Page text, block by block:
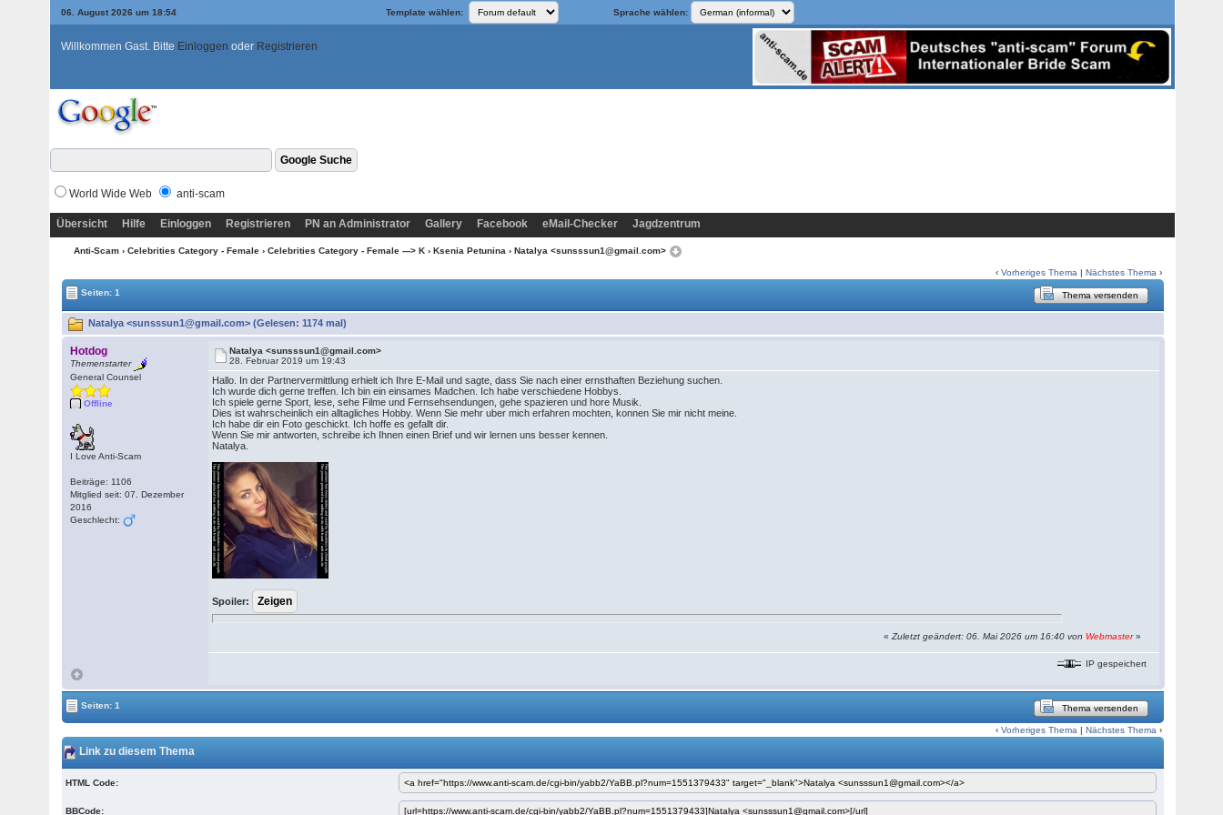
06. August 2026 um 18:54 Template wählen: Sprache wählen:
Willkommen Gast. Bitte Einloggen oder Registrieren
World Wide Web anti-scam
Übersicht Hilfe Einloggen Registrieren PN an Administrator Gallery Facebook eMail-Checker Jagdzentrum
Anti-Scam › Celebrities Category - Female › Celebrities Category - Female ---> K › Ksenia Petunina › Natalya <sunsssun1@gmail.com>
‹Vorheriges Thema |Nächstes Thema ›
Seiten: 1
Thema versenden
Natalya <sunsssun1@gmail.com> (Gelesen: 1174 mal)
Hotdog
Themenstarter
General Counsel
Offline
I Love Anti-Scam
Beiträge: 1106
Mitglied seit: 07. Dezember
2016
Geschlecht:
Natalya <sunsssun1@gmail.com>
28. Februar 2019 um 19:43
Hallo. In der Partnervermittlung erhielt ich Ihre E-Mail und sagte, dass Sie nach einer ernsthaften Beziehung suchen.
Ich wurde dich gerne treffen. Ich bin ein einsames Madchen. Ich habe verschiedene Hobbys.
Ich spiele gerne Sport, lese, sehe Filme und Fernsehsendungen, gehe spazieren und hore Musik.
Dies ist wahrscheinlich ein alltagliches Hobby. Wenn Sie mehr uber mich erfahren mochten, konnen Sie mir nicht meine.
Ich habe dir ein Foto geschickt. Ich hoffe es gefallt dir.
Wenn Sie mir antworten, schreibe ich Ihnen einen Brief und wir lernen uns besser kennen.
Natalya.
Spoiler:
«Zuletzt geändert: 06. Mai 2026 um 16:40 von Webmaster»
IP gespeichert
Seiten: 1 Thema versenden
‹Vorheriges Thema |Nächstes Thema ›
Link zu diesem Thema
HTML Code:
BBCode: